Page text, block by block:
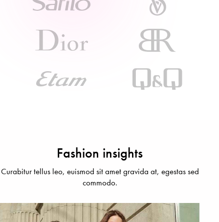
Fashion insights
Curabitur tellus leo, euismod sit amet gravida at, egestas sed
commodo.